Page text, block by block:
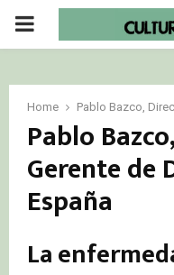
PRIMARY
Home Pablo Bazco,
Pablo
Gerente de
España
La